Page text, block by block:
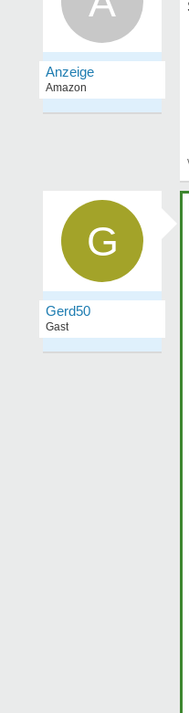
G
Gerd50
Gast